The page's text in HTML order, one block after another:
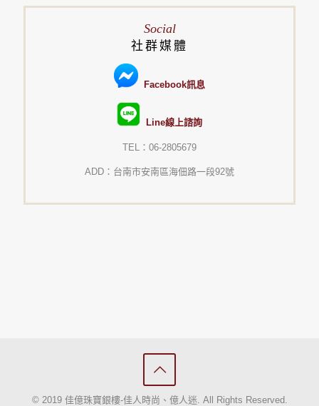
Social
社群媒體
Facebook訊息
Line線上諮詢
TEL：06-2805679
ADD：台南市安南區海佃路一段92號
© 2019 佳億珠寶銀樓-佳人時尚、億人迷. All Rights Reserved.